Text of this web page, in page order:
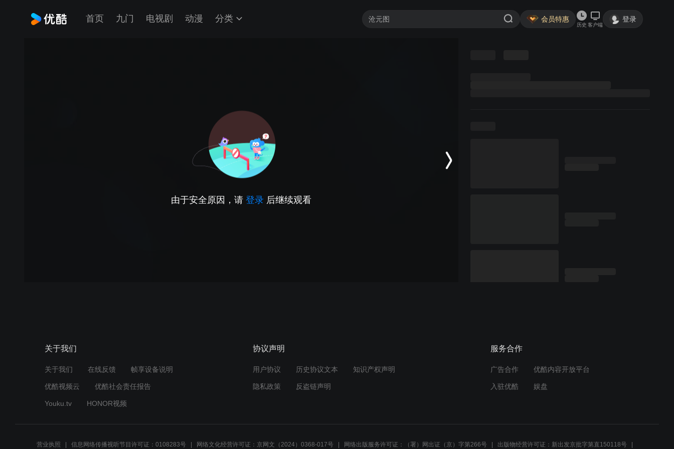
首页 九门 电视剧 动漫 分类 会员特惠
历史 客户端
登录
由于安全原因，请 登录 后继续观看
关于我们
关于我们 在线反馈 帧享设备说明
优酷视频云 优酷社会责任报告
Youku.tv HONOR视频
协议声明
用户协议 历史协议文本 知识产权声明
隐私政策 反盗链声明
服务合作
广告合作 优酷内容开放平台
入驻优酷 娱盘
营业执照 信息网络传播视听节目许可证：0108283号 网络文化经营许可证：京网文（2024）0368-017号 网络出版服务许可证：（署）网出证（京）字第266号 出版物经营许可证：新出发京批字第直150118号